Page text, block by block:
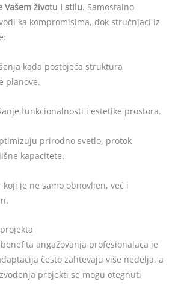
životu i stilu. Samostalno
ka kompromisima, dok stručnjaci iz
kada postojeća struktura
planove.
funkcionalnosti i estetike prostora.
prirodno svetlo, protok
kapacitete.
je ne samo obnovljen, već i
angažovanja profesionalaca je
često zahtevaju više nedelja, a
projekti se mogu otegnuti